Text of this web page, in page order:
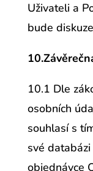
Uživateli a
bude
10.1 Dle
osobních
souhlasí s
své
objednávce